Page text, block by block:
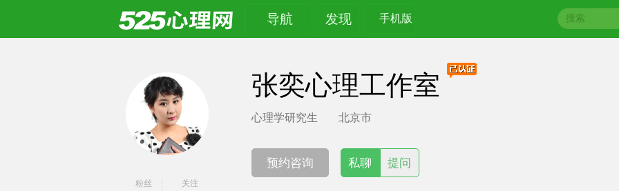
导航 发现 手机版
粉丝 关注
张奕心理工作室
心理学研究生 北京市
预约咨询 私聊 提问